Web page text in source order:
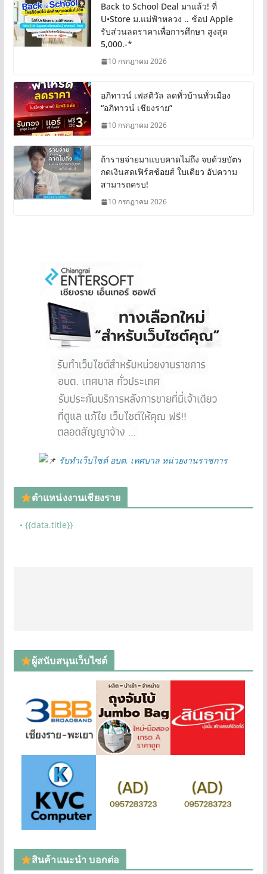
Back to School Deal มาแล้ว! ที่
U•Store ม.แม่ฟ้าหลวง .. ช้อป Apple
รับส่วนลดราคาเพื่อการศึกษา สูงสุด
5,000.-*
10 กรกฎาคม 2026
อภิทาวน์ เฟสติวัล ลดทั่วบ้านทั่วเมือง
“อภิทาวน์ เชียงราย”
10 กรกฎาคม 2026
ถ้ารายจ่ายมาแบบคาดไม่ถึง จบด้วยบัตร
กดเงินสดเฟิร์สช้อยส์ ใบเดียว อัปความ
สามารถครบ!
10 กรกฎาคม 2026
รับทำเว็บไซต์ อบต. เทศบาล หน่วยงานราชการ
ตำแหน่งงานเชียงราย
• {{data.title}}
ผู้สนับสนุนเว็บไซต์
สินค้าแนะนำ บอกต่อ